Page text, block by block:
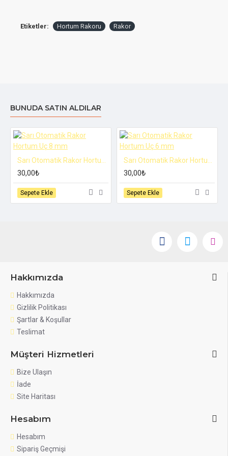
Etiketler: Hortum Rakoru Rakor
BUNUDA SATIN ALDILAR
30,00₺
Sepete Ekle
30,00₺
Sepete Ekle
Hakkımızda
Hakkımızda
Gizlilik Politikası
Şartlar & Koşullar
Teslimat
Müşteri Hizmetleri
Bize Ulaşın
İade
Site Haritası
Hesabım
Hesabım
Sipariş Geçmişi